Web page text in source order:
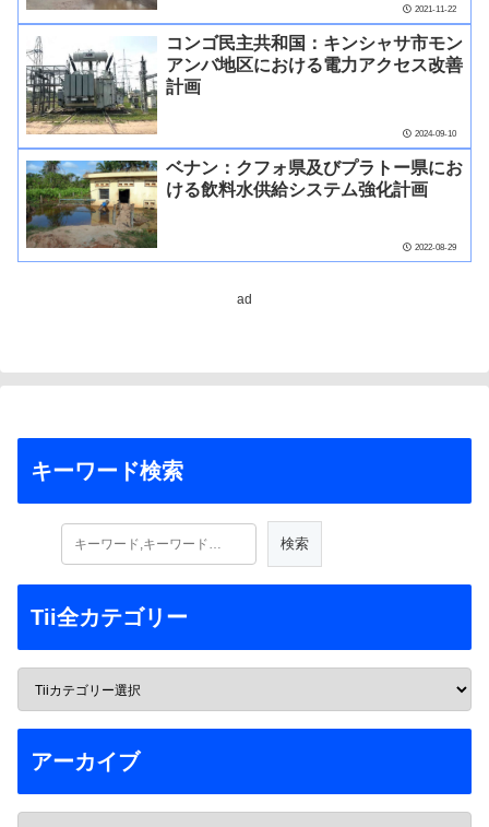
2021-11-22
コンゴ民主共和国：キンシャサ市モン
アンバ地区における電力アクセス改善
計画
2024-09-10
ベナン：クフォ県及びプラトー県にお
ける飲料水供給システム強化計画
2022-08-29
ad
キーワード検索
Tii全カテゴリー
アーカイブ